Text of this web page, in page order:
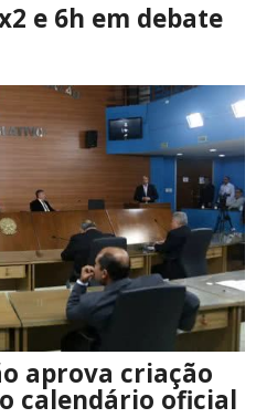
e 6h em debate
aprova criação
calendário oficial